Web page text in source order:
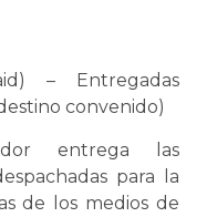
– Entregadas
convenido)
entrega las
para la
de los medios de